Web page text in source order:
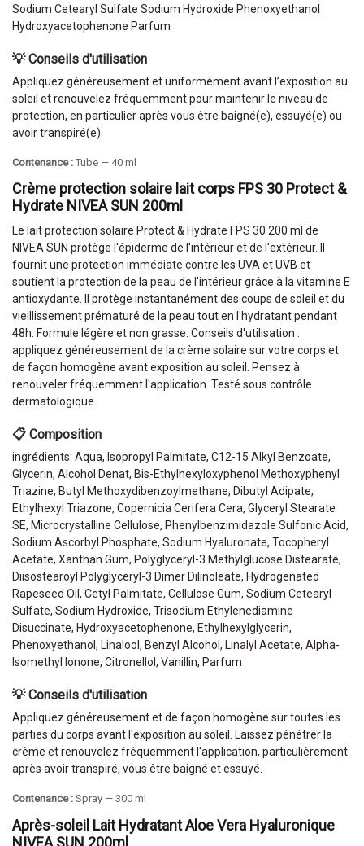
Sodium Cetearyl Sulfate Sodium Hydroxide Phenoxyethanol
Hydroxyacetophenone Parfum
💡 Conseils d'utilisation
Appliquez généreusement et uniformément avant l’exposition au
soleil et renouvelez fréquemment pour maintenir le niveau de
protection, en particulier après vous être baigné(e), essuyé(e) ou
avoir transpiré(e).
Contenance : Tube — 40 ml
Crème protection solaire lait corps FPS 30 Protect &
Hydrate NIVEA SUN 200ml
Le lait protection solaire Protect & Hydrate FPS 30 200 ml de
NIVEA SUN protège l'épiderme de l'intérieur et de l'extérieur. Il
fournit une protection immédiate contre les UVA et UVB et
soutient la protection de la peau de l'intérieur grâce à la vitamine E
antioxydante. Il protège instantanément des coups de soleil et du
vieillissement prématuré de la peau tout en l'hydratant pendant
48h. Formule légère et non grasse. Conseils d'utilisation :
appliquez généreusement de la crème solaire sur votre corps et
de façon homogène avant exposition au soleil. Pensez à
renouveler fréquemment l'application. Testé sous contrôle
dermatologique.
📋 Composition
ingrédients: Aqua, Isopropyl Palmitate, C12-15 Alkyl Benzoate,
Glycerin, Alcohol Denat, Bis-Ethylhexyloxyphenol Methoxyphenyl
Triazine, Butyl Methoxydibenzoylmethane, Dibutyl Adipate,
Ethylhexyl Triazone, Copernicia Cerifera Cera, Glyceryl Stearate
SE, Microcrystalline Cellulose, Phenylbenzimidazole Sulfonic Acid,
Sodium Ascorbyl Phosphate, Sodium Hyaluronate, Tocopheryl
Acetate, Xanthan Gum, Polyglyceryl-3 Methylglucose Distearate,
Diisostearoyl Polyglyceryl-3 Dimer Dilinoleate, Hydrogenated
Rapeseed Oil, Cetyl Palmitate, Cellulose Gum, Sodium Cetearyl
Sulfate, Sodium Hydroxide, Trisodium Ethylenediamine
Disuccinate, Hydroxyacetophenone, Ethylhexylglycerin,
Phenoxyethanol, Linalool, Benzyl Alcohol, Linalyl Acetate, Alpha-
Isomethyl Ionone, Citronellol, Vanillin, Parfum
💡 Conseils d'utilisation
Appliquez généreusement et de façon homogène sur toutes les
parties du corps avant l'exposition au soleil. Laissez pénétrer la
crème et renouvelez fréquemment l'application, particulièrement
après avoir transpiré, vous être baigné et essuyé.
Contenance : Spray — 300 ml
Après-soleil Lait Hydratant Aloe Vera Hyaluronique
NIVEA SUN 200ml